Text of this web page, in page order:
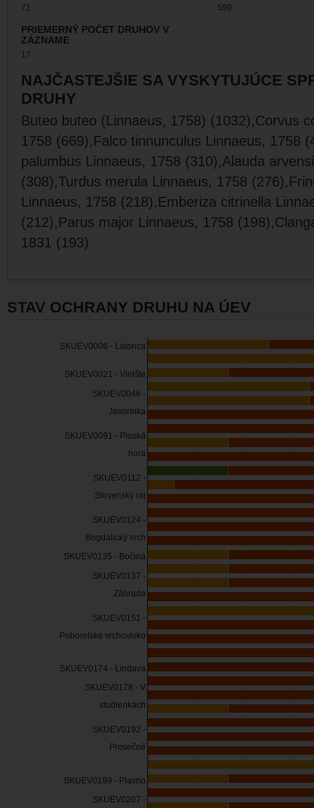
71 599
PRIEMERNÝ POČET DRUHOV V
ZÁZNAME
17
NAJČASTEJŠIE SA VYSKYTUJÚCE
DRUHY
Buteo buteo (Linnaeus, 1758) (1032),Corvus
1758 (669),Falco tinnunculus Linnaeus, 1758
palumbus Linnaeus, 1758 (310),Alauda
(308),Turdus merula Linnaeus, 1758
Linnaeus, 1758 (218),Emberiza citrinella
(212),Parus major Linnaeus, 1758
1831 (193)
STAV OCHRANY DRUHU NA ÚEV
SKUEV0006 - Latorica
SKUEV0021 - Vinište
SKUEV0046 -
Javorinka
SKUEV0091 - Ploská
hora
SKUEV0112 -
Slovenský raj
SKUEV0124 -
Bogdalický vrch
SKUEV0135 - Bočina
SKUEV0137 -
Záhrada
SKUEV0151 -
Pohorelské vrchovisko
SKUEV0174 - Lindava
SKUEV0178 - V
studienkach
SKUEV0192 -
Prosečné
SKUEV0199 - Plavno
SKUEV0207 -